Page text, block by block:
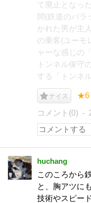
て廃止となっ
間(鉄道のバラ
かれた男が主
の乗客(ユーモ
ャーな感じの
トンネル保守
する「トンネ
ナイス ★6
コメント(0)
huchang
このころから
と、胸アツに
技術やスピー